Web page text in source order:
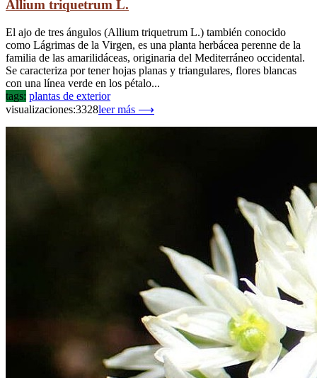
Allium triquetrum L.
El ajo de tres ángulos (Allium triquetrum L.) también conocido
como Lágrimas de la Virgen, es una planta herbácea perenne de la
familia de las amarilidáceas, originaria del Mediterráneo occidental.
Se caracteriza por tener hojas planas y triangulares, flores blancas
con una línea verde en los pétalo...
tags: plantas de exterior
visualizaciones:3328leer más ⟶